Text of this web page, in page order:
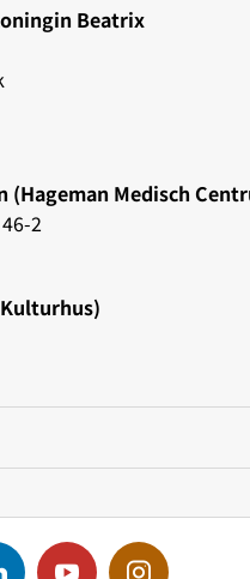
Beatrix
(Hageman Medisch
2